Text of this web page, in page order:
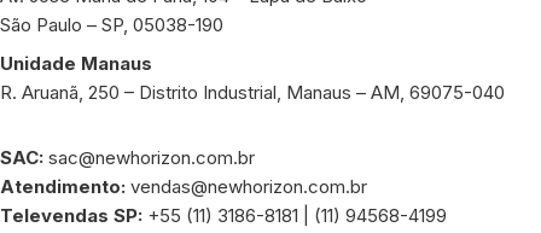
São Paulo – SP, 05038-190
Unidade Manaus
R. Aruanã, 250 – Distrito Industrial, Manaus – AM, 69075-040
SAC: sac@newhorizon.com.br
Atendimento: vendas@newhorizon.com.br
Televendas SP: +55 (11) 3186-8181 | (11) 94568-4199